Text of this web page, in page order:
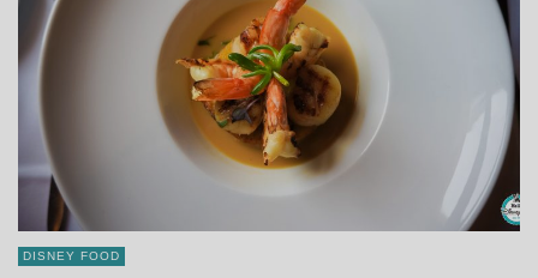
DISNEY FOOD